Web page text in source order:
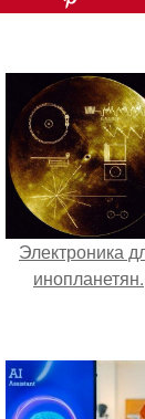
Электроника
инопланетян.